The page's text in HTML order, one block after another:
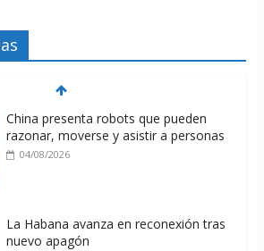
China presenta robots que pueden
razonar, moverse y asistir a personas
04/08/2026
La Habana avanza en reconexión tras
nuevo apagón